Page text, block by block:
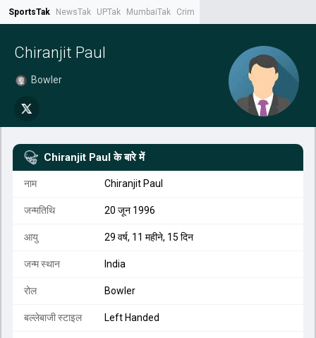
SportsTak NewsTak UPTak MumbaiTak CrimeTak
Chiranjit Paul
Bowler
Chiranjit Paul के बारे में
नाम Chiranjit Paul
जन्मतिथि 20 जून 1996
आयु 29 वर्ष, 11 महीने, 15 दिन
जन्म स्थान India
रोल Bowler
बल्लेबाजी स्टाइल Left Handed